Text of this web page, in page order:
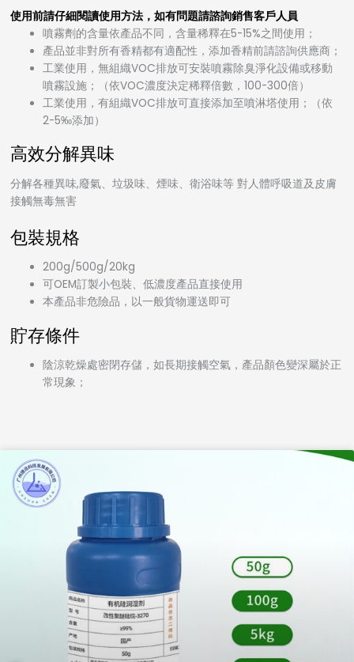
使用前請仔細閱讀使用方法，如有問題請諮詢銷售客戶人員
噴霧劑的含量依產品不同，含量稀釋在5-15%之間使用；
產品並非對所有香精都有適配性，添加香精前請諮詢供應商；
工業使用，無組織VOC排放可安裝噴霧除臭淨化設備或移動
噴霧設施；（依VOC濃度決定稀釋倍數，100-300倍）
工業使用，有組織VOC排放可直接添加至噴淋塔使用；（依
2-5‰添加）
高效分解異味
分解各種異味,廢氣、垃圾味、煙味、衛浴味等 對人體呼吸道及皮膚
接觸無毒無害
包裝規格
200g/500g/20kg
可OEM訂製小包裝、低濃度產品直接使用
本產品非危險品，以一般貨物運送即可
貯存條件
陰涼乾燥處密閉存儲，如長期接觸空氣，產品顏色變深屬於正
常現象；